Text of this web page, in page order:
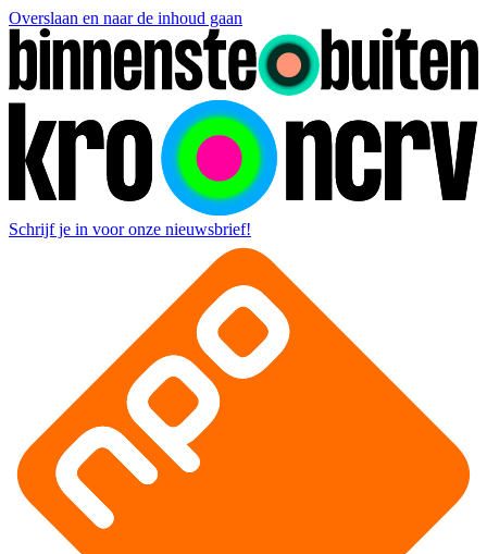
Overslaan en naar de inhoud gaan
Schrijf je in voor onze nieuwsbrief!